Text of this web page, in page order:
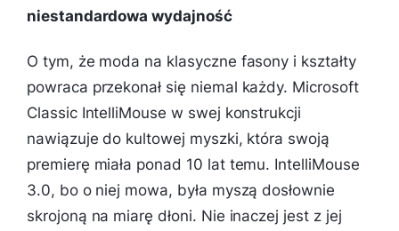
niestandardowa wydajność
O tym, że moda na klasyczne fasony i kształty
powraca przekonał się niemal każdy. Microsoft
Classic IntelliMouse w swej konstrukcji
nawiązuje do kultowej myszki, która swoją
premierę miała ponad 10 lat temu. IntelliMouse
3.0, bo o niej mowa, była myszą dosłownie
skrojoną na miarę dłoni. Nie inaczej jest z jej